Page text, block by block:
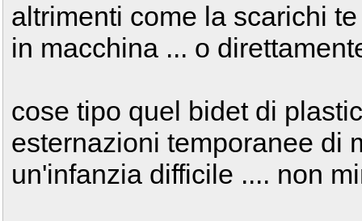
altrimenti come la scarichi
in macchina ... o
cose tipo quel bidet di
esternazioni temporanee di
un'infanzia difficile .... non